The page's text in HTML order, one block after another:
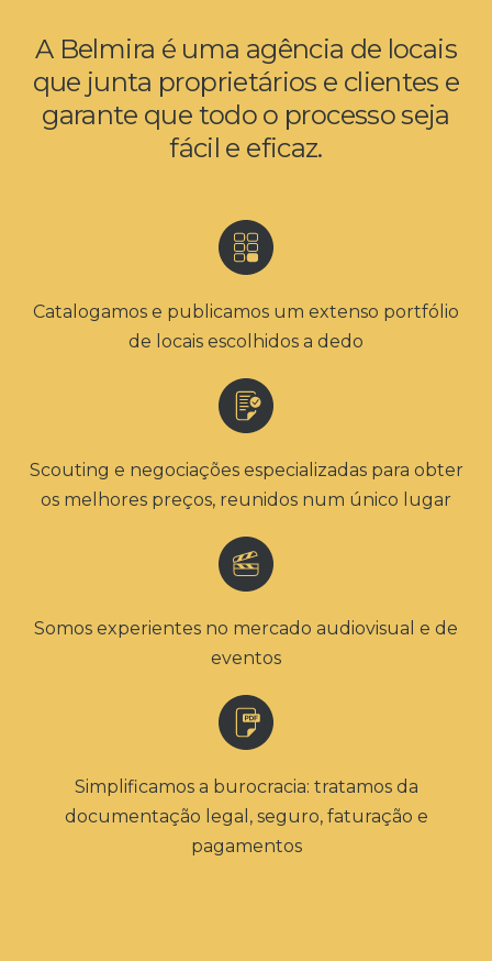
A Belmira é uma agência de locais
que junta proprietários e clientes e
garante que todo o processo seja
fácil e eficaz.
Catalogamos e publicamos um extenso portfólio
de locais escolhidos a dedo
Scouting e negociações especializadas para obter
os melhores preços, reunidos num único lugar
Somos experientes no mercado audiovisual e de
eventos
Simplificamos a burocracia: tratamos da
documentação legal, seguro, faturação e
pagamentos